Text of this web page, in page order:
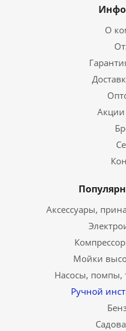
О
Акции
Аксессуары,
Мойки
Насосы, помпы,
Ручной